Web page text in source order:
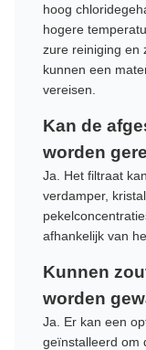
hoog
hogere
zure reiniging en
kunnen een
vereisen.
Kan de
worden
Ja. Het filtraat
verdamper,
afhankelijk van
Kunnen
worden
Ja. Er kan een
geïnstalleerd om